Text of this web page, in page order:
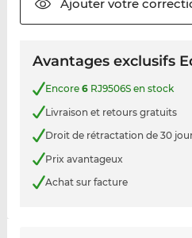
Ajouter votre
Avantages exclusifs
Encore 6RJ9506S en stock
Livraison et retours gratuits
Droit de rétractation de 30
Prix avantageux
Achat sur facture